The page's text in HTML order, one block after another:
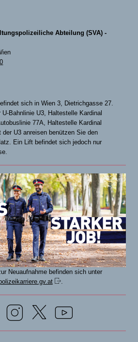
Abteilung (SVA) -
sich in Wien 3, Dietrichgasse 27.
Bahnlinie U3, Haltestelle Kardinal
77A, Haltestelle Kardinal
U3 anreisen benützen Sie den
Ein Lift befindet sich jedoch nur
Neuaufnahme befinden sich unter
.